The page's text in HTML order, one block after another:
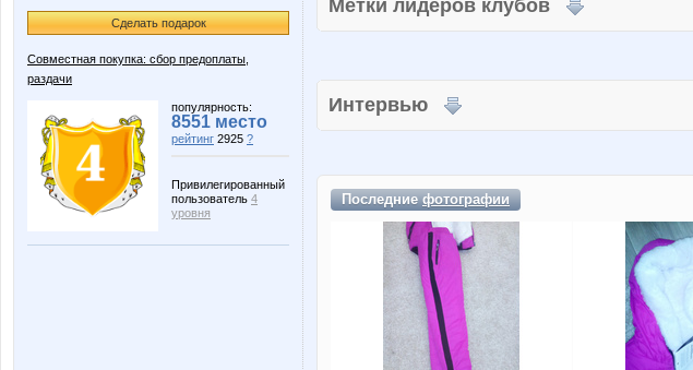
Сделать подарок
Совместная покупка: сбор предоплаты,
раздачи
популярность:
8551 место
рейтинг 2925 ?
Привилегированный
пользователь 4
уровня
Метки лидеров клубов
Интервью
Последниефотографии